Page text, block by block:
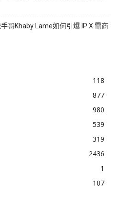
哥Khaby Lame如何引爆 IP X 電商
118
877
980
539
319
2436
1
107